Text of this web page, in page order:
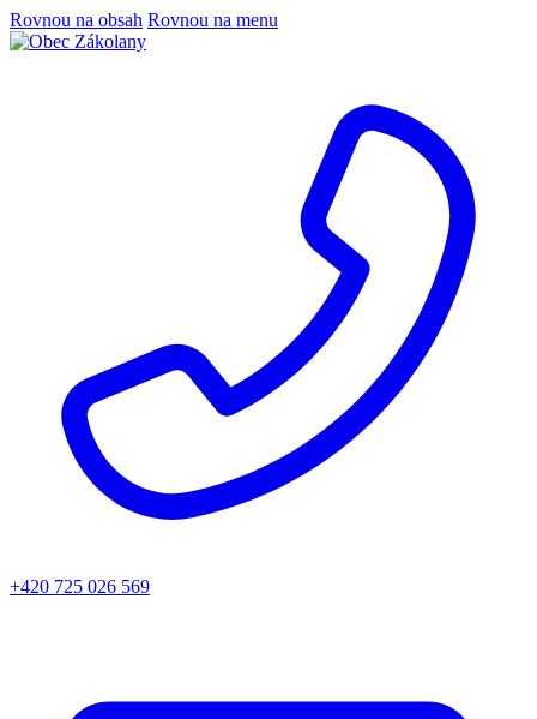
Rovnou na obsah Rovnou na menu
+420 725 026 569